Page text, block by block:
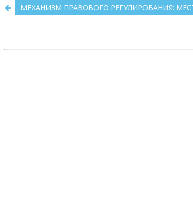
МЕХАНИЗМ ПРАВОВОГО РЕГУЛИРОВАНИЯ: